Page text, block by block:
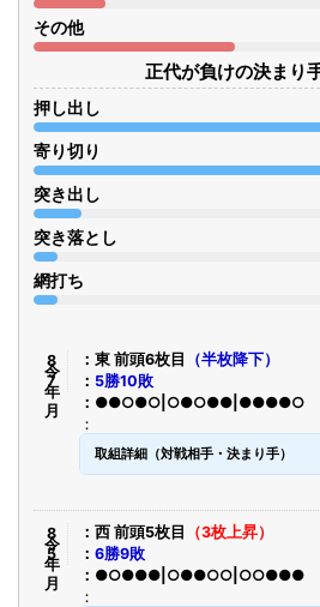
その他
正代が負けの決まり
押し出し
寄り切り
突き出し
突き落とし
網打ち
令8年7月 東 前頭6枚目
（半枚降下）
5勝10敗
●●○●○|○●○●●|●●●●○
取組詳細（対戦相手・決まり手）
令8年5月 西 前頭5枚目
（3枚上昇）
6勝9敗
●○●●●|○●●○○|○○●●●